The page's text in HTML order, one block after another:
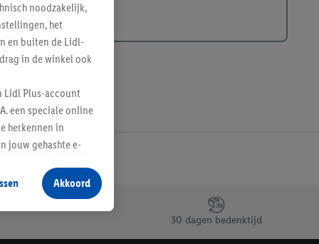
30 dagen bedenktijd
noodzakelijk,
het
en buiten de Lidl-
in de winkel ook
Lidl Plus-account
een speciale online
herkennen in
jouw gehashte e-
producten waarin je
te plaatsen
verschillende
Akkoord